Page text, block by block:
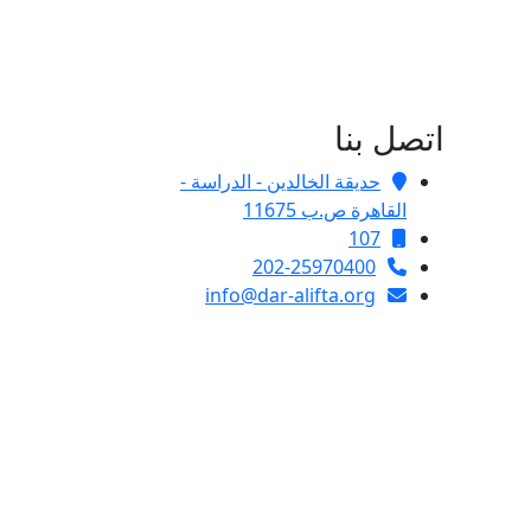
اتصل بنا
حديقة الخالدين - الدراسة -
القاهرة ص.ب 11675
107
202-25970400
info@dar-alifta.org